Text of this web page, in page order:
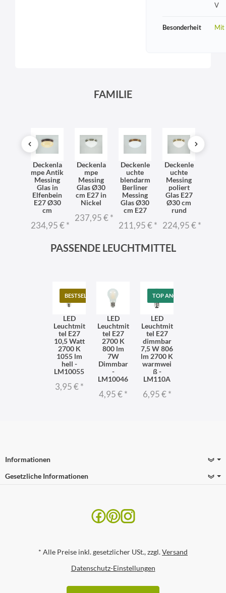
V
Besonderheit Mit
FAMILIE
Deckenla
mpe Antik
Messing
Glas in
Elfenbein
E27 Ø30
cm
234,95 €*
Deckenla
mpe
Messing
Glas Ø30
cm E27 in
Nickel
237,95 €*
Deckenle
uchte
blendarm
Berliner
Messing
Glas Ø30
cm E27
211,95 €*
Deckenle
uchte
Messing
poliert
Glas E27
Ø30 cm
rund
224,95 €*
PASSENDE LEUCHTMITTEL
BESTSELLER
LED
Leuchtmit
tel E27
10,5 Watt
2700 K
1055 lm
hell -
LM10055
3,95 €*
LED
Leuchtmit
tel E27
2700 K
800 lm
7W
Dimmbar
-
LM10046
4,95 €*
TOP ANGEBOT
LED
Leuchtmit
tel E27
dimmbar
7,5 W 806
lm 2700 K
warmwei
ß -
LM110A
6,95 €*
Informationen
Gesetzliche Informationen
* Alle Preise inkl. gesetzlicher USt., zzgl.Versand
Datenschutz-Einstellungen